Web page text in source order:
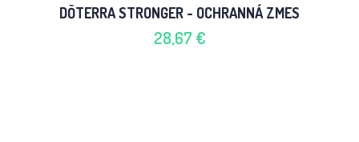
DŌTERRA STRONGER - OCHRANNÁ ZMES
28,67 €